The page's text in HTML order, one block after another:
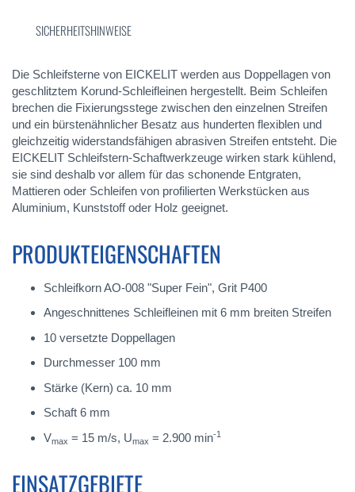
Die Schleifsterne von EICKELIT werden aus Doppellagen von
geschlitztem Korund-Schleifleinen hergestellt. Beim Schleifen
brechen die Fixierungsstege zwischen den einzelnen Streifen
und ein bürstenähnlicher Besatz aus hunderten flexiblen und
gleichzeitig widerstandsfähigen abrasiven Streifen entsteht. Die
EICKELIT Schleifstern-Schaftwerkzeuge wirken stark kühlend,
sie sind deshalb vor allem für das schonende Entgraten,
Mattieren oder Schleifen von profilierten Werkstücken aus
Aluminium, Kunststoff oder Holz geeignet.
PRODUKTEIGENSCHAFTEN
Schleifkorn AO-008 "Super Fein", Grit P400
Angeschnittenes Schleifleinen mit 6 mm breiten Streifen
10 versetzte Doppellagen
Durchmesser 100 mm
Stärke (Kern) ca. 10 mm
Schaft 6 mm
Vmax = 15 m/s, Umax = 2.900 min-1
EINSATZGEBIETE
SICHERHEITSHINWEISE